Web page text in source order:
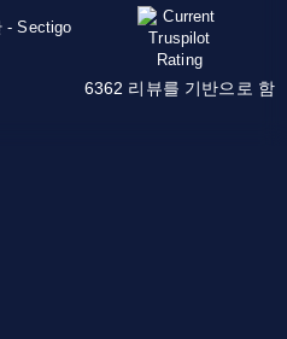
6362 리뷰를 기반으로 함